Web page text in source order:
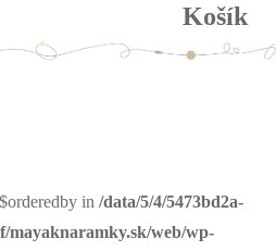
Košík
in /data/5/4/5473bd2a-
mayaknaramky.sk/web/wp-